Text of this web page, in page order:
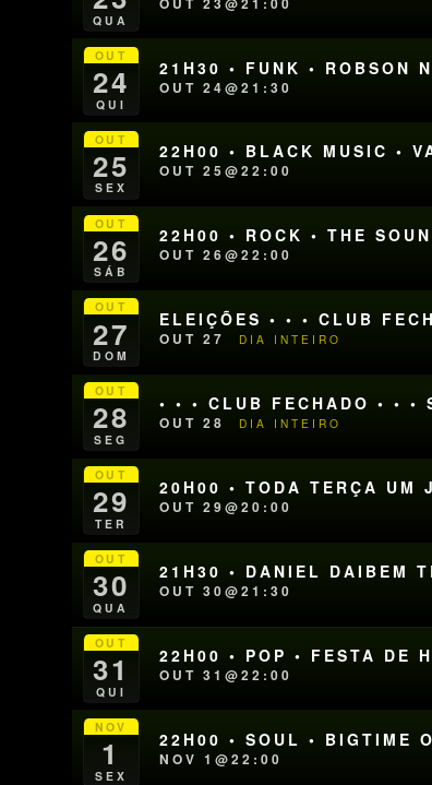
QUA
OUT
24
QUI
21H30 • FUNK • ROBSON
OUT 24@21:30
OUT
25
SEX
22H00 • BLACK MUSIC •
OUT 25@22:00
OUT
26
SÁB
22H00 • ROCK • THE
OUT 26@22:00
OUT
27
DOM
ELEIÇÕES • • • CLUB
OUT 27 DIA INTEIRO
OUT
28
SEG
• • • CLUB FECHADO • • •
OUT 28 DIA INTEIRO
OUT
29
TER
20H00 • TODA TERÇA UM
OUT 29@20:00
OUT
30
QUA
21H30 • DANIEL DAIBEM
OUT 30@21:30
OUT
31
QUI
22H00 • POP • FESTA DE
OUT 31@22:00
NOV
1
SEX
22H00 • SOUL • BIGTIME
NOV 1@22:00